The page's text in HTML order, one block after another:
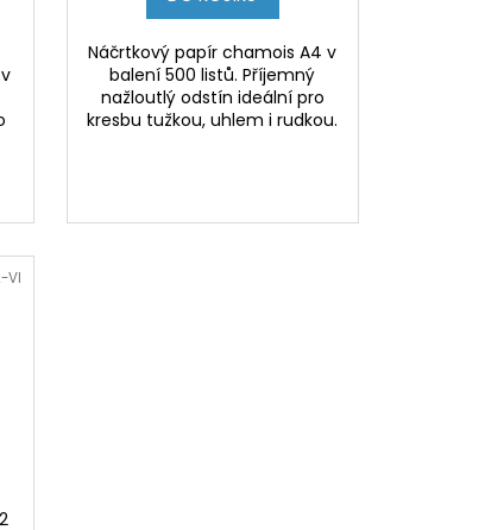
Náčrtkový papír chamois A4 v
balení 500 listů. Příjemný
nažloutlý odstín ideální pro
kresbu tužkou, uhlem i rudkou.
VI